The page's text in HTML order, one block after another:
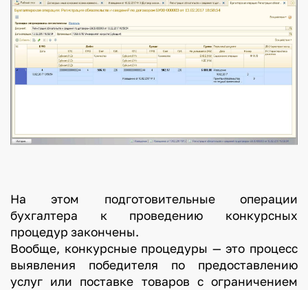
На этом подготовительные операции
бухгалтера к проведению конкурсных
процедур закончены.
Вообще, конкурсные процедуры — это процесс
выявления победителя по предоставлению
услуг или поставке товаров с ограничением